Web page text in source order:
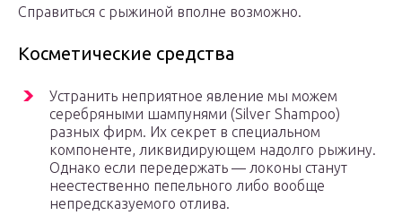
Справиться с рыжиной вполне возможно.
Косметические средства
Устранить неприятное явление мы можем
серебряными шампунями (Silver Shampoo)
разных фирм. Их секрет в специальном
компоненте, ликвидирующем надолго рыжину.
Однако если передержать — локоны станут
неестественно пепельного либо вообще
непредсказуемого отлива.